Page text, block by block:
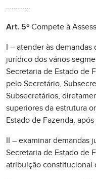
………….
Art. 5º Compete à
I – atender às
jurídico dos vários
Secretaria de Estado de
pelo Secretário,
Subsecretários,
superiores da estrutura
Estado de Fazenda,
II – examinar demandas
Secretaria de Estado de
atribuição constitucional